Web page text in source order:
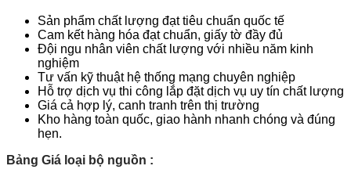
Sản phẩm chất lượng đạt tiêu chuẩn quốc tế
Cam kết hàng hóa đạt chuẩn, giấy tờ đầy đủ
Đội ngu nhân viên chất lượng với nhiều năm kinh
nghiệm
Tư vấn kỹ thuật hệ thống mạng chuyên nghiệp
Hỗ trợ dịch vụ thi công lắp đặt dịch vụ uy tín chất lượng
Giá cả hợp lý, canh tranh trên thị trường
Kho hàng toàn quốc, giao hành nhanh chóng và đúng
hẹn.
Bảng Giá loại bộ nguồn :